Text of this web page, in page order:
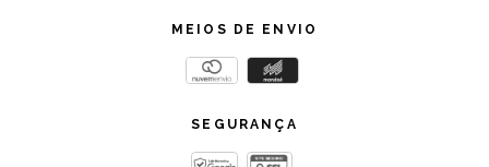
MEIOS DE ENVIO
SEGURANÇA